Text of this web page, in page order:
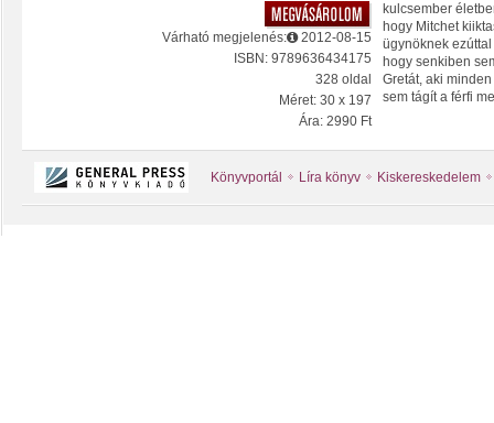
Várható megjelenés:
2012-08-15
ISBN: 9789636434175
328 oldal
Méret: 30 x 197
Ára: 2990 Ft
kulcsember
hogy Mitchet
ügynöknek
hogy senkiben
Gretát, aki
sem tágít a férfi
Könyvportál Líra könyv Kiskereskedelem